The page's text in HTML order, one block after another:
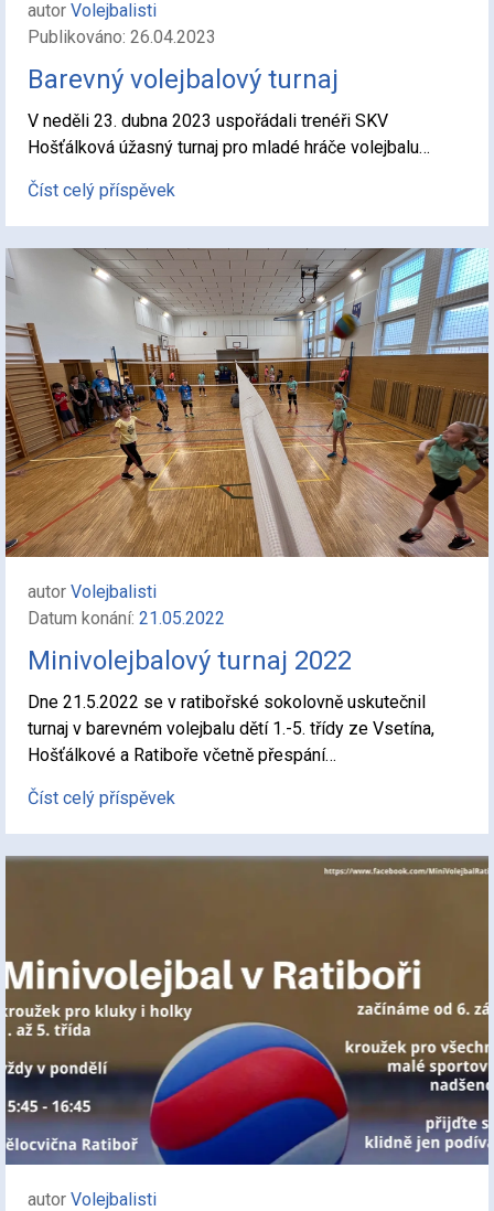
autor Volejbalisti
Publikováno: 26.04.2023
Barevný volejbalový turnaj
V neděli 23. dubna 2023 uspořádali trenéři SKV
Hošťálková úžasný turnaj pro mladé hráče volejbalu…
Číst celý příspěvek
autor Volejbalisti
Datum konání: 21.05.2022
Minivolejbalový turnaj 2022
Dne 21.5.2022 se v ratibořské sokolovně uskutečnil
turnaj v barevném volejbalu dětí 1.-5. třídy ze Vsetína,
Hošťálkové a Ratiboře včetně přespání…
Číst celý příspěvek
autor Volejbalisti